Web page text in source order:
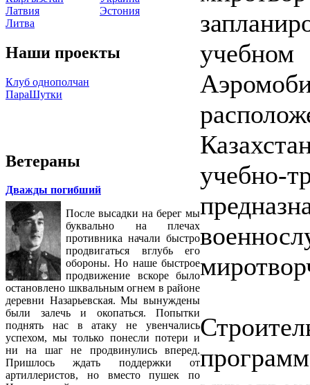
Латвия
Литва
Эстония
Наши проекты
Клуб однополчан
ПараШутки
Ветераны
Дважды погибший
После высадки на берег мы
буквально на плечах
противника начали быстро
продвигаться вглубь его
обороны. Но наше быстрое
продвижение вскоре было
остановлено шквальным огнем в районе
деревни Назарьевская. Мы вынуждены
были залечь и окопаться. Попытки
поднять нас в атаку не увенчались
успехом, мы только понесли потери и
ни на шаг не продвинулись вперед.
Пришлось ждать поддержки от
артиллеристов, но вместо пушек по